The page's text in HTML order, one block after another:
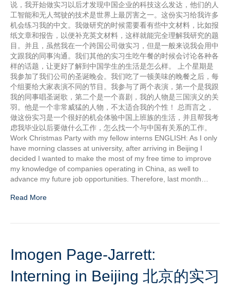
说，我开始做实习以后才发现中国企业的科技这么发达，他们的人
工智能和无人驾驶的技术是世界上最厉害之一。这份实习给我许多
机会练习我的中文。我做研究的时候需要看有些中文材料，比如报
纸文章和报告，以便补充英文材料，这样就能完全理解我研究的题
目。并且，虽然我在一个跨国公司做实习，但是一般来说我会用中
文跟我的同事沟通。我们其他的实习生吃午餐的时候会讨论各种各
样的话题，让更好了解到中国学生的生活是怎么样。 上个星期是
我参加了我们公司的圣诞晚会。我们吃了一顿美味的晚餐之后，每
个组要给大家表演不同的节目。我参与了两个表演，第一个是我跟
我的同事唱圣诞歌，第二个是一个喜剧，我的人物是三国演义的关
羽。他是一个非常威猛的人物，不太适合我的个性！ 总而言之，
做这份实习是一个很好的机会体验中国上班族的生活，并且帮我考
虑我毕业以后要做什么工作，怎么找一个与中国有关系的工作。
Work Christmas Party with my fellow interns ENGLISH: As I only
have morning classes at university, after arriving in Beijing I
decided I wanted to make the most of my free time to improve
my knowledge of companies operating in China, as well to
advance my future job opportunities. Therefore, last month…
Read More
Imogen Page-Jarrett:
Interning in Beijing 北京的实习